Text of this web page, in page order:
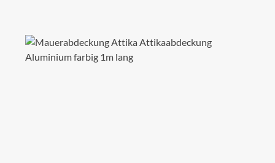
Bildergalerie überspringen